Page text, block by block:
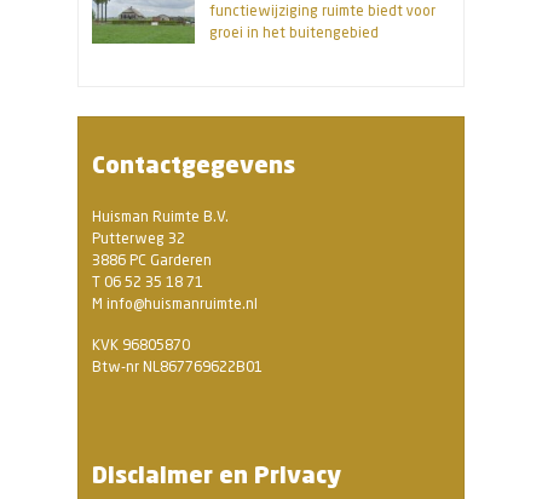
functiewijziging ruimte biedt voor
groei in het buitengebied
Contactgegevens
Huisman Ruimte B.V.
Putterweg 32
3886 PC Garderen
T 06 52 35 18 71
M info@huismanruimte.nl
KVK 96805870
Btw-nr NL867769622B01
Disclaimer en Privacy